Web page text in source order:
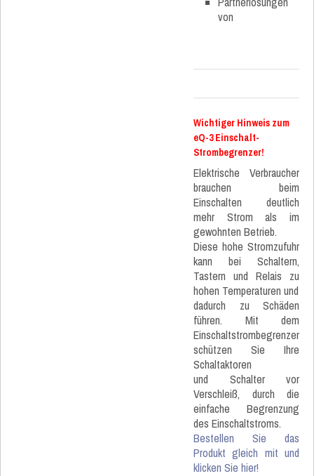
von
Wichtiger Hinweis zum
eQ-3 Einschalt-
Strombegrenzer!
Elektrische Verbraucher
brauchen beim
Einschalten deutlich
mehr Strom als im
gewohnten Betrieb.
Diese hohe Stromzufuhr
kann bei Schaltern,
Tastern und Relais zu
hohen Temperaturen und
dadurch zu Schäden
führen. Mit dem
Einschaltstrombegrenzer
schützen Sie Ihre
Schaltaktoren
und Schalter vor
Verschleiß, durch die
einfache Begrenzung
des Einschaltstroms.
Bestellen Sie das
Produkt gleich mit und
klicken Sie hier!